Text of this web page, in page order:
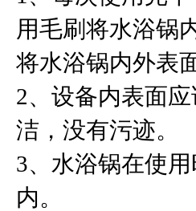
用毛刷将水浴锅
将水浴锅内外表
2、设备内表面
洁，没有污迹。
3、水浴锅在使
内。